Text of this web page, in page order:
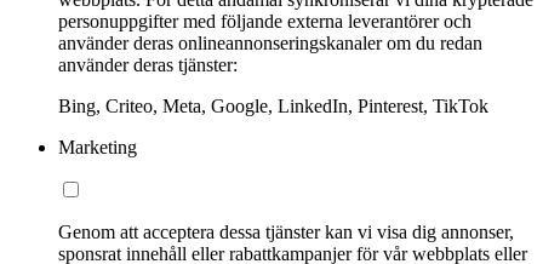
personuppgifter med följande externa leverantörer och
använder deras onlineannonseringskanaler om du redan
använder deras tjänster:
Bing, Criteo, Meta, Google, LinkedIn, Pinterest, TikTok
Marketing
Genom att acceptera dessa tjänster kan vi visa dig annonser,
sponsrat innehåll eller rabattkampanjer för vår webbplats eller